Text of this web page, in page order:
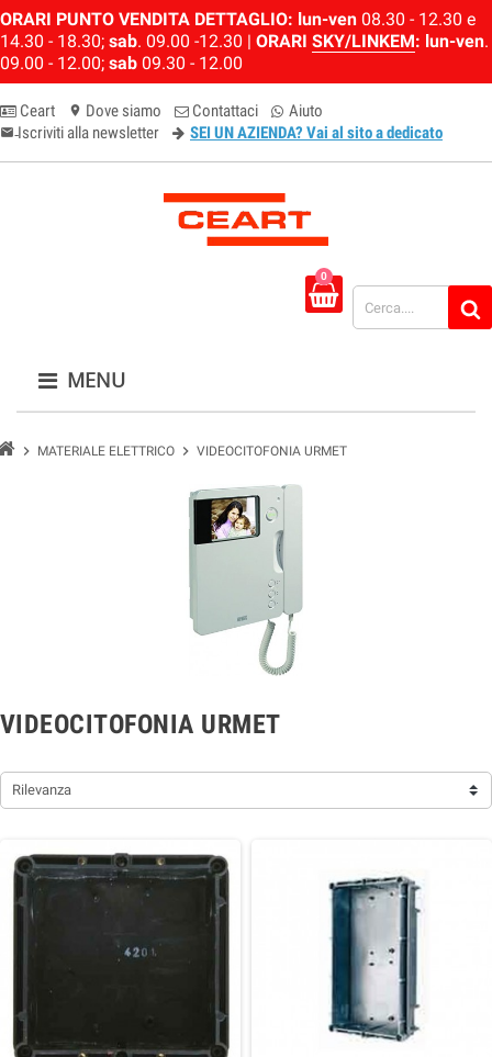
ORARI PUNTO VENDITA DETTAGLIO: lun-ven 08.30 - 12.30 e
14.30 - 18.30; sab. 09.00 -12.30 | ORARI SKY/LINKEM: lun-ven.
09.00 - 12.00; sab 09.30 - 12.00
Ceart location_on Dove siamo Contattaci Aiuto
email-newsletter
Iscriviti alla newsletter SEI UN AZIENDA? Vai al sito a dedicato
0
MENU
chevron_right MATERIALE ELETTRICO chevron_right VIDEOCITOFONIA URMET
VIDEOCITOFONIA URMET
Rilevanza